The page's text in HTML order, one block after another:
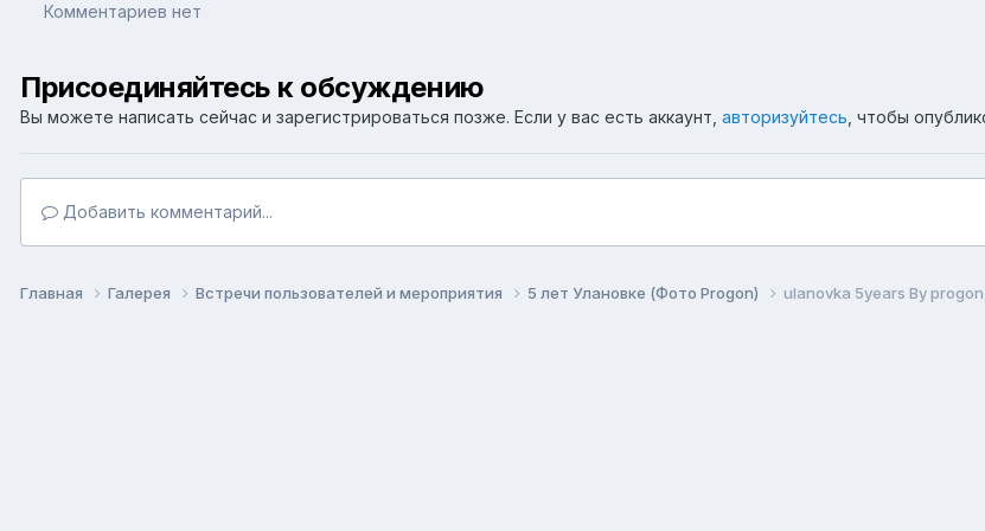
Комментариев нет
Присоединяйтесь к обсуждению
Вы можете написать сейчас и зарегистрироваться позже. Если у вас есть аккаунт, авторизуйтесь , чтобы
Добавить комментарий...
Главная Галерея Встречи пользователей и мероприятия 5 лет Улановке (Фото Progon) ulanovka 5years By